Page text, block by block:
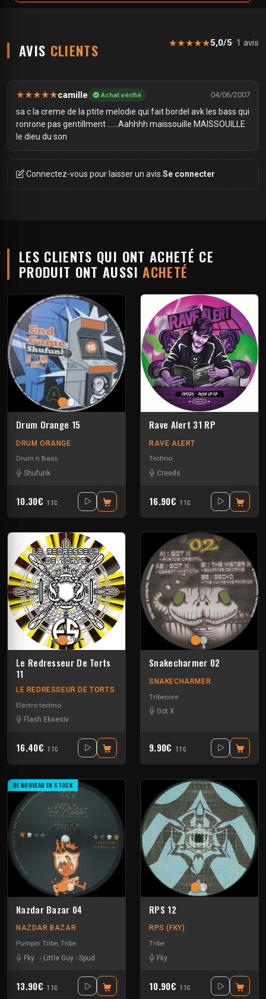
AVIS CLIENTS ★★★★★5,0/5· 1 avis
★★★★★camille Achat vérifié 04/06/2007
sa c la creme de la ptite melodie qui fait bordel avk les bass qui
ronrone pas gentillment ......Aahhhh maissouille MAISSOUILLE
le dieu du son
Connectez-vous pour laisser un avis. Se connecter
LES CLIENTS QUI ONT ACHETÉ CE
PRODUIT ONT AUSSIACHETÉ
Drum Orange 15
DRUM ORANGE
Drum n Bass
Shufunk
10.30€ TTC
Rave Alert 31 RP
RAVE ALERT
Techno
Creeds
16.90€ TTC
Le Redresseur De Torts
11
LE REDRESSEUR DE TORTS
Electro techno
Flash Eksesiv
16.40€ TTC
Snakecharmer 02
SNAKECHARMER
Tribecore
Got X
9.90€ TTC
DE NOUVEAU EN STOCK
Nazdar Bazar 04
NAZDAR BAZAR
Pumpin Tribe, Tribe
Fky
- Little Guy - Spud
13.90€ TTC
RPS 12
RPS (FKY)
Tribe
Fky
10.90€ TTC